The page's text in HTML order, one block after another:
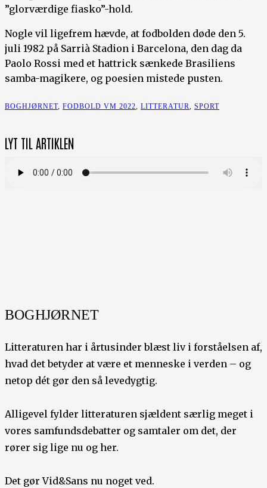
”glorværdige fiasko”-hold.
Nogle vil ligefrem hævde, at fodbolden døde den 5.
juli 1982 på Sarrià Stadion i Barcelona, den dag da
Paolo Rossi med et hattrick sænkede Brasiliens
samba-magikere, og poesien mistede pusten.
BOGHJØRNET, FODBOLD VM 2022, LITTERATUR, SPORT
LYT TIL ARTIKLEN
BOGHJØRNET
Litteraturen har i årtusinder blæst liv i forståelsen af,
hvad det betyder at være et menneske i verden – og
netop dét gør den så levedygtig.
Alligevel fylder litteraturen sjældent særlig meget i
vores samfundsdebatter og samtaler om det, der
rører sig lige nu og her.
Det gør Vid&Sans nu noget ved.